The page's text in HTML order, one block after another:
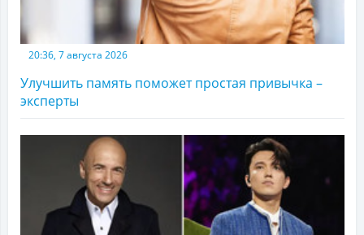
20:36, 7 августа 2026
Улучшить память поможет простая привычка –
эксперты